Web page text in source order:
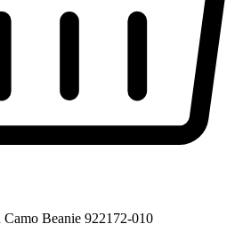
Beanie 922172-010